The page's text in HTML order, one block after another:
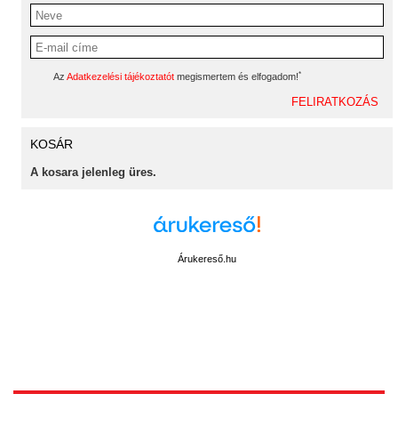
Az Adatkezelési tájékoztatót megismertem és elfogadom!*
KOSÁR
A kosara jelenleg üres.
Árukereső.hu